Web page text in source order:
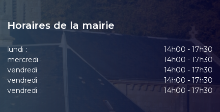
Horaires de la mairie
lundi :
14h00 - 17h30
mercredi :
14h00 - 17h30
vendredi :
14h00 - 17h30
vendredi :
14h00 - 17h30
vendredi :
14h00 - 17h30